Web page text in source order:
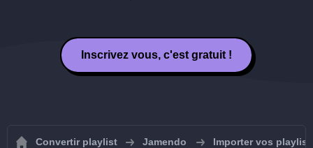
Inscrivez vous, c'est gratuit !
Convertir playlist Jamendo Importer vos